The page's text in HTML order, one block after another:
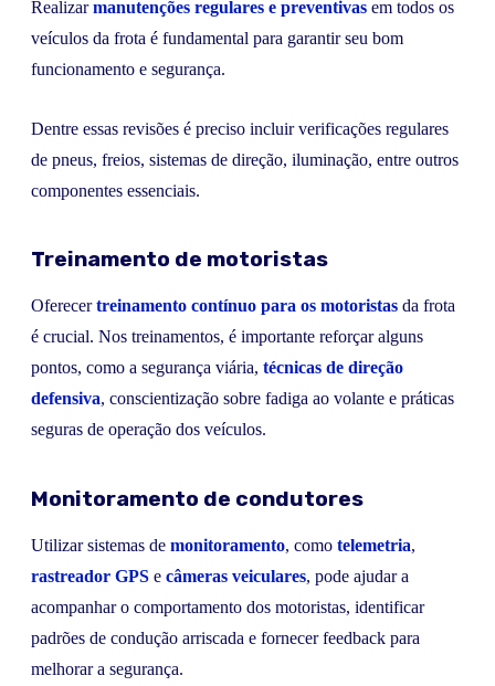
Realizarmanutenções regulares e preventivas em todos os
veículos da frota é fundamental para garantir seu bom
funcionamento e segurança.
Dentre essas revisões é preciso incluir verificações regulares
de pneus, freios, sistemas de direção, iluminação, entre outros
componentes essenciais.
Treinamento de motoristas
Oferecertreinamento contínuo para os motoristas da frota
é crucial. Nos treinamentos, é importante reforçar alguns
pontos, como a segurança viária, técnicas de direção
defensiva, conscientização sobre fadiga ao volante e práticas
seguras de operação dos veículos.
Monitoramento de condutores
Utilizar sistemas de monitoramento, como telemetria,
rastreador GPS e câmeras veiculares, pode ajudar a
acompanhar o comportamento dos motoristas, identificar
padrões de condução arriscada e fornecer feedback para
melhorar a segurança.